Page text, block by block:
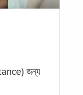
জন্য